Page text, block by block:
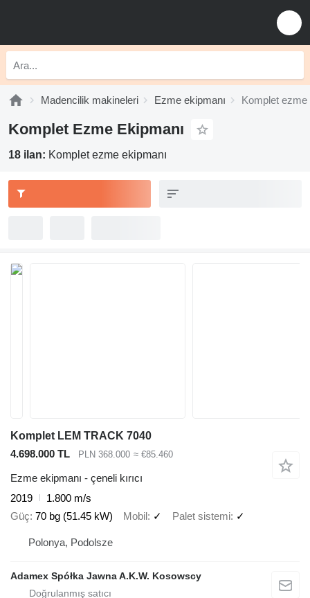
Madencilik makineleri Ezme ekipmanı Komplet ezme
Komplet Ezme Ekipmanı
18 ilan: Komplet ezme ekipmanı
Komplet LEM TRACK 7040
4.698.000 TL
PLN 368.000 ≈ €85.460
Ezme ekipmanı - çeneli kırıcı
2019
1.800 m/s
Güç 70 bg (51.45 kW) Mobil ✓ Palet sistemi ✓
Polonya, Podolsze
Adamex Spółka Jawna A.K.W. Kosowscy